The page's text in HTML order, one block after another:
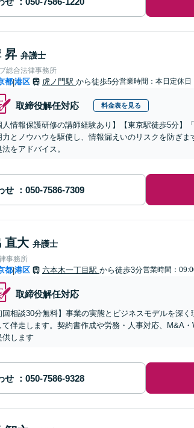
昇 弁護士
総合法律事務所
都|港区 虎ノ門駅 から徒歩5分営業時間：本日定休日
取締役解任対応 料金表を見る
人情報保護研修の講師経験あり】【東京駅徒歩5分
力とノウハウを駆使し、情報漏えいのリスクを防ぎ
をアドバイス。
せ
直大 弁護士
事務所
都|港区 六本木一丁目駅 から徒歩3分営業時間：
取締役解任対応
回相談30分無料】事業の実態とビジネスモデルを深
て伴走します。契約書作成や労務・人事対応、M&A
供します
せ